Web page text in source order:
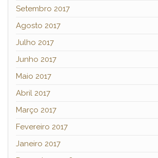
Setembro 2017
Agosto 2017
Julho 2017
Junho 2017
Maio 2017
Abril 2017
Março 2017
Fevereiro 2017
Janeiro 2017